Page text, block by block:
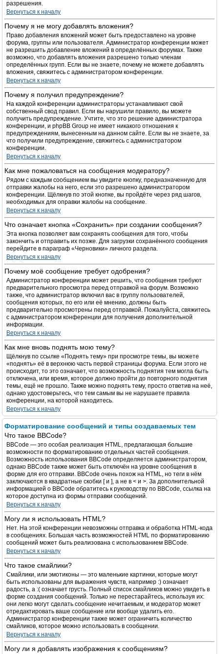
разрешения.
Вернуться к началу
Почему я не могу добавлять вложения?
Право добавления вложений может быть предоставлено на уровне
форума, группы или пользователя. Администратор конференции может
не разрешить добавление вложений в определённых форумах. Также
возможно, что добавлять вложения разрешено только членам
определённых групп. Если вы не знаете, почему не можете добавлять
вложения, свяжитесь с администратором конференции.
Вернуться к началу
Почему я получил предупреждение?
На каждой конференции администраторы устанавливают свой
собственный свод правил. Если вы нарушили правило, вы можете
получить предупреждение. Учтите, что это решение администратора
конференции, и phpBB Group не имеет никакого отношения к
предупреждениям, вынесенным на данном сайте. Если вы не знаете, за
что получили предупреждение, свяжитесь с администратором
конференции.
Вернуться к началу
Как мне пожаловаться на сообщения модератору?
Рядом с каждым сообщением вы увидите кнопку, предназначенную для
отправки жалобы на него, если это разрешено администратором
конференции. Щёлкнув по этой кнопке, вы пройдёте через ряд шагов,
необходимых для оправки жалобы на сообщение.
Вернуться к началу
Что означает кнопка «Сохранить» при создании сообщения?
Эта кнопка позволяет вам сохранять сообщения для того, чтобы
закончить и отправить их позже. Для загрузки сохранённого сообщения
перейдите в параграф «Черновики» личного раздела.
Вернуться к началу
Почему моё сообщение требует одобрения?
Администратор конференции может решить, что сообщения требуют
предварительного просмотра перед отправкой на форум. Возможно
также, что администратор включил вас в группу пользователей,
сообщения которых, по его или её мнению, должны быть
предварительно просмотрены перед отправкой. Пожалуйста, свяжитесь
с администратором конференции для получения дополнительной
информации.
Вернуться к началу
Как мне вновь поднять мою тему?
Щёлкнув по ссылке «Поднять тему» при просмотре темы, вы можете
«поднять» её в верхнюю часть первой страницы форума. Если этого не
происходит, то это означает, что возможность поднятия тем могла быть
отключена, или время, которое должно пройти до повторного поднятия
темы, ещё не прошло. Также можно поднять тему, просто ответив на неё,
однако удостоверьтесь, что тем самым вы не нарушаете правила
конференции, на которой находитесь.
Вернуться к началу
Форматирование сообщений и типы создаваемых тем
Что такое BBCode?
BBCode — это особая реализация HTML, предлагающая большие
возможности по форматированию отдельных частей сообщения.
Возможность использования BBCode определяется администратором,
однако BBCode также может быть отключён на уровне сообщения в
форме для его отправки. BBCode очень похож на HTML, но теги в нём
заключаются в квадратные скобки [ и ], а не в < и >. За дополнительной
информацией о BBCode обратитесь к руководству по BBCode, ссылка на
которое доступна из формы отправки сообщений.
Вернуться к началу
Могу ли я использовать HTML?
Нет. На этой конференции невозможны отправка и обработка HTML-кода
в сообщениях. Большая часть возможностей HTML по форматированию
сообщений может быть реализована с использованием BBCode.
Вернуться к началу
Что такое смайлики?
Смайлики, или эмотиконы — это маленькие картинки, которые могут
быть использованы для выражения чувств, например :) означает
радость, а :( означает грусть. Полный список смайликов можно увидеть в
форме создания сообщений. Только не перестарайтесь, используя их:
они легко могут сделать сообщение нечитаемым, и модератор может
отредактировать ваше сообщение или вообще удалить его.
Администратор конференции также может ограничить количество
смайликов, которое можно использовать в сообщении.
Вернуться к началу
Могу ли я добавлять изображения к сообщениям?